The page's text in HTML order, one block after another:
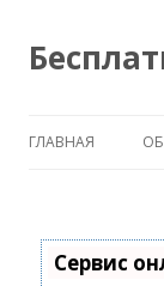
ГЛАВНАЯ
Сервис